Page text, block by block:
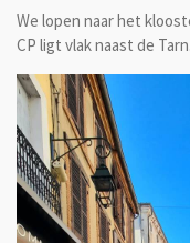
We lopen naar het
CP ligt vlak naast de